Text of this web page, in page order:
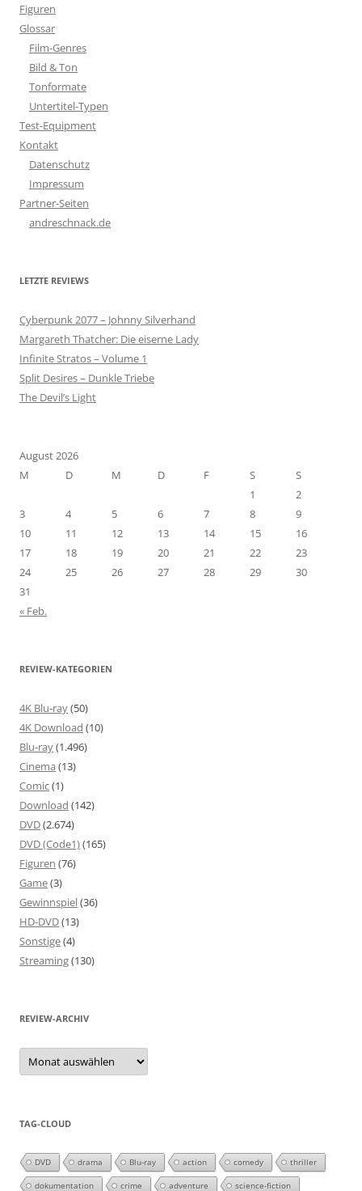
Figuren
Glossar
Film-Genres
Bild & Ton
Tonformate
Untertitel-Typen
Test-Equipment
Kontakt
Datenschutz
Impressum
Partner-Seiten
andreschnack.de
LETZTE REVIEWS
Cyberpunk 2077 – Johnny Silverhand
Margareth Thatcher: Die eiserne Lady
Infinite Stratos – Volume 1
Split Desires – Dunkle Triebe
The Devil’s Light
August 2026
M
D M D F S
S
1
2
3
4 5 6 7 8
9
10
11 12 13 14 15
16
17
18 19 20 21 22
23
24
25 26 27 28 29
30
31
« Feb.
REVIEW-KATEGORIEN
4K Blu-ray(50)
4K Download (10)
Blu-ray(1.496)
Cinema (13)
Comic(1)
Download (142)
DVD(2.674)
DVD (Code1)(165)
Figuren (76)
Game(3)
Gewinnspiel(36)
HD-DVD(13)
Sonstige(4)
Streaming(130)
REVIEW-ARCHIV
Review-
Archiv
TAG-CLOUD
DVD drama Blu-ray action comedy thriller
dokumentation crime adventure science-fiction